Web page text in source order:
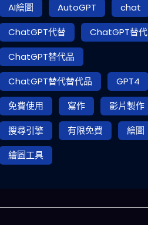
AI繪圖 AutoGPT
chat
ChatGPT代替
ChatGPT替代
ChatGPT替代品
ChatGPT替代替代品
GPT4
免費使用
寫作
影片製作
搜尋引擎
有限免費
繪圖
繪圖工具